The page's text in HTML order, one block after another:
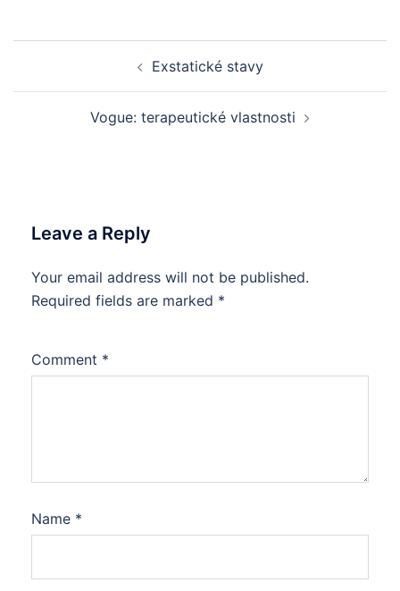
Exstatické stavy
Vogue: terapeutické vlastnosti
Leave a Reply
Your email address will not be published.
Required fields are marked *
Comment *
Name *